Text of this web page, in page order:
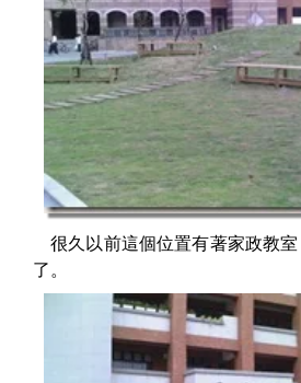
很久以前這個位置有著家政教
了。